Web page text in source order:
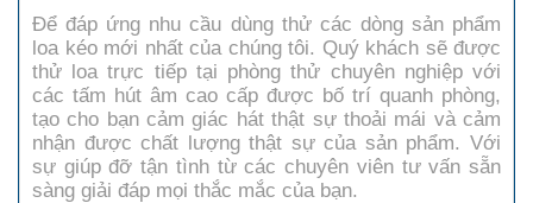
Để đáp ứng nhu cầu dùng thử các dòng sản phẩm
loa kéo mới nhất của chúng tôi. Quý khách sẽ được
thử loa trực tiếp tại phòng thử chuyên nghiệp với
các tấm hút âm cao cấp được bố trí quanh phòng,
tạo cho bạn cảm giác hát thật sự thoải mái và cảm
nhận được chất lượng thật sự của sản phẩm. Với
sự giúp đỡ tận tình từ các chuyên viên tư vấn sẵn
sàng giải đáp mọi thắc mắc của bạn.